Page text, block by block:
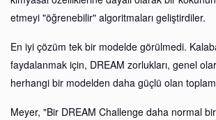
etmeyi "öğrenebilir" algoritmaları geliştirdiler.
En iyi çözüm tek bir modelde görülmedi.
faydalanmak için, DREAM zorlukları, genel
herhangi bir modelden daha güçlü olan
Meyer, "Bir DREAM Challenge daha normal